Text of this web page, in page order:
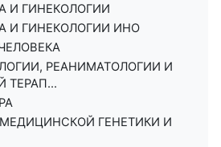
И ГИНЕКОЛОГИИ
И ГИНЕКОЛОГИИ ИНО
РЕАНИМАТОЛОГИИ И
ТЕРАП...
ГЕНЕТИКИ И